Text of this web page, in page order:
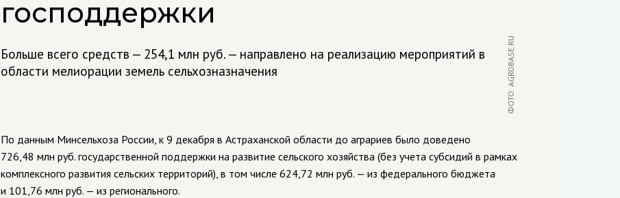
господдержки
Больше всего средств — 254,1 млн руб. — направлено на реализацию мероприятий в
области мелиорации земель сельхозназначения
ФОТО: AGROBASE.RU
По данным Минсельхоза России, к 9 декабря в Астраханской области до аграриев было доведено
726,48 млн руб. государственной поддержки на развитие сельского хозяйства (без учета субсидий в рамках
комплексного развития сельских территорий), в том числе 624,72 млн руб. — из федерального бюджета
и 101,76 млн руб. — из регионального.